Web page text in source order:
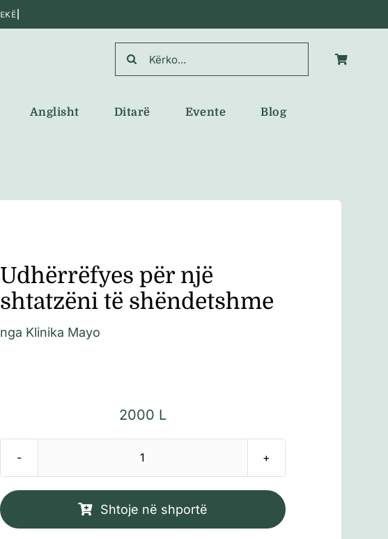
Search
for:
Anglisht Ditarë Evente Blog
Udhërrëfyes për një
shtatzëni të shëndetshme
nga Klinika Mayo
2000 L
Sasi
për
Shtoje në shportë